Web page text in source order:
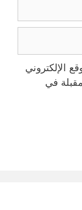
الإلكتروني
في